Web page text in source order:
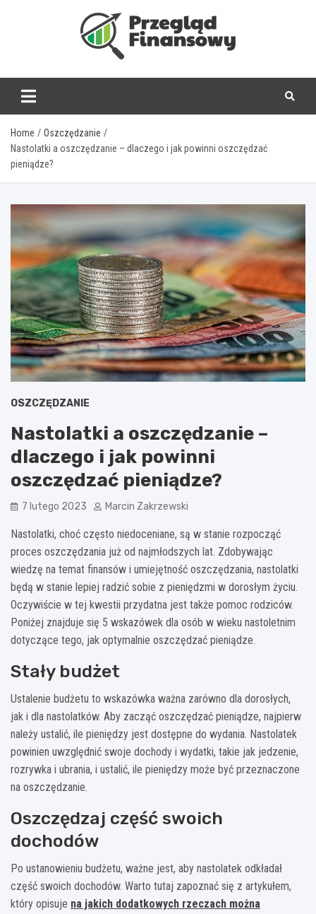
Home
Oszczędzanie
Nastolatki a oszczędzanie – dlaczego i jak powinni oszczędzać
pieniądze?
OSZCZĘDZANIE
Nastolatki a oszczędzanie –
dlaczego i jak powinni
oszczędzać pieniądze?
7 lutego 2023 Marcin Zakrzewski
Nastolatki, choć często niedoceniane, są w stanie rozpocząć
proces oszczędzania już od najmłodszych lat. Zdobywając
wiedzę na temat finansów i umiejętność oszczędzania, nastolatki
będą w stanie lepiej radzić sobie z pieniędzmi w dorosłym życiu.
Oczywiście w tej kwestii przydatna jest także pomoc rodziców.
Poniżej znajduje się 5 wskazówek dla osób w wieku nastoletnim
dotyczące tego, jak optymalnie oszczędzać pieniądze.
Stały budżet
Ustalenie budżetu to wskazówka ważna zarówno dla dorosłych,
jak i dla nastolatków. Aby zacząć oszczędzać pieniądze, najpierw
należy ustalić, ile pieniędzy jest dostępne do wydania. Nastolatek
powinien uwzględnić swoje dochody i wydatki, takie jak jedzenie,
rozrywka i ubrania, i ustalić, ile pieniędzy może być przeznaczone
na oszczędzanie.
Oszczędzaj część swoich
dochodów
Po ustanowieniu budżetu, ważne jest, aby nastolatek odkładał
część swoich dochodów. Warto tutaj zapoznać się z artykułem,
który opisuje na jakich dodatkowych rzeczach można